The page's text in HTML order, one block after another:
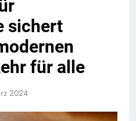
sichert
für alle
2024